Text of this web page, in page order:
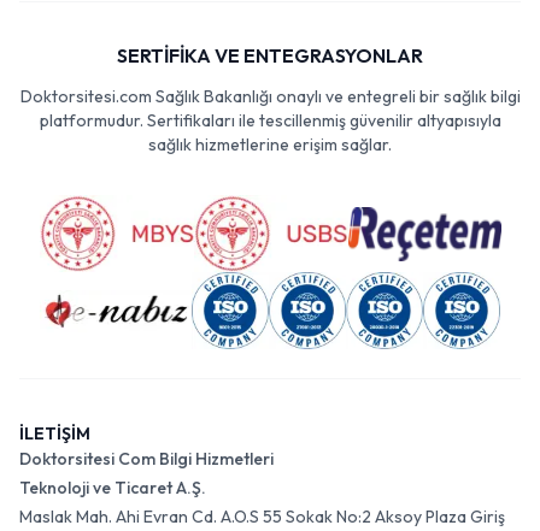
SERTİFİKA VE ENTEGRASYONLAR
Doktorsitesi.com Sağlık Bakanlığı onaylı ve entegreli bir sağlık bilgi
platformudur. Sertifikaları ile tescillenmiş güvenilir altyapısıyla
sağlık hizmetlerine erişim sağlar.
İLETİŞİM
Doktorsitesi Com Bilgi Hizmetleri
Teknoloji ve Ticaret A.Ş.
Maslak Mah. Ahi Evran Cd. A.O.S 55 Sokak No:2 Aksoy Plaza Giriş